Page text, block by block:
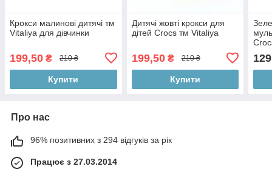
Крокси малинові дитячі тм
Vitaliya для дівчинки
199,50 ₴ 210 ₴
Купити
Дитячі жовті крокси для
дітей Crocs тм Vitaliya
199,50₴ 210 ₴
Купити
129
Про нас
96% позитивних з 294 відгуків за рік
Працює з 27.03.2014